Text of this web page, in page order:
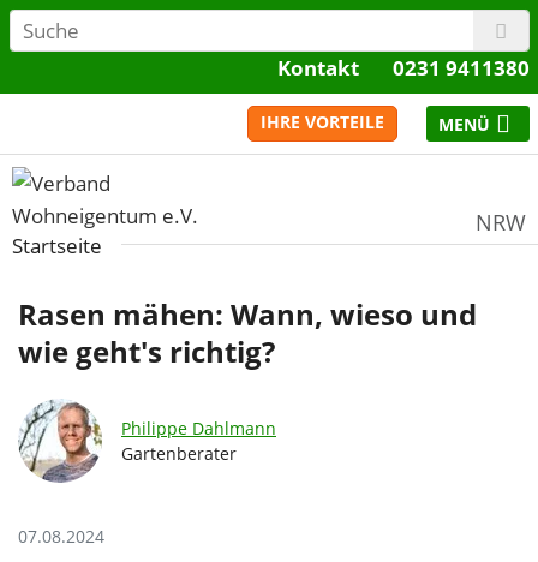
Kontakt 0231 9411380
IHRE VORTEILE
NRW
Startseite
Rasen mähen: Wann, wieso und
wie geht's richtig?
Philippe Dahlmann
Gartenberater
07.08.2024